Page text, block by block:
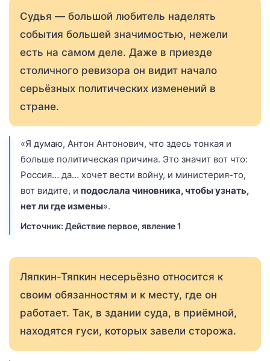
Судья — большой любитель наделять
события большей значимостью, нежели
есть на самом деле. Даже в приезде
столичного ревизора он видит начало
серьёзных политических изменений в
стране.
«Я думаю, Антон Антонович, что здесь тонкая и
больше политическая причина. Это значит вот что:
Россия… да… хочет вести войну, и министерия-то,
вот видите, и подослала чиновника, чтобы узнать,
нет ли где измены».
Источник: Действие первое, явление 1
Ляпкин-Тяпкин несерьёзно относится к
своим обязанностям и к месту, где он
работает. Так, в здании суда, в приёмной,
находятся гуси, которых завели сторожа.